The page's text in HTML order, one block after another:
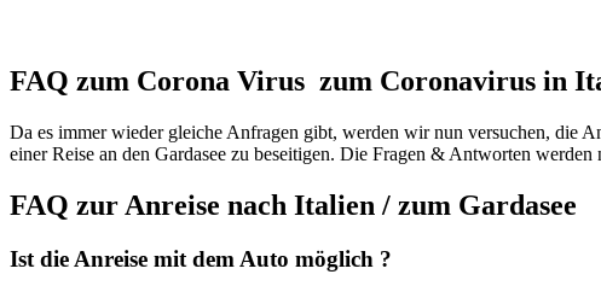
FAQ zum Corona Virus zum Coronavirus in
Da es immer wieder gleiche Anfragen gibt, werden wir nun versuchen, die
einer Reise an den Gardasee zu beseitigen. Die Fragen & Antworten werden
FAQ zur Anreise nach Italien / zum Gardasee
Ist die Anreise mit dem Auto möglich ?